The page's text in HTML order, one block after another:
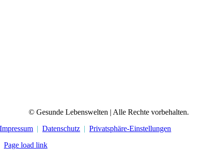
© Gesunde Lebenswelten | Alle Rechte vorbehalten.
Impressum |Datenschutz |Privatsphäre-Einstellungen
Page load link